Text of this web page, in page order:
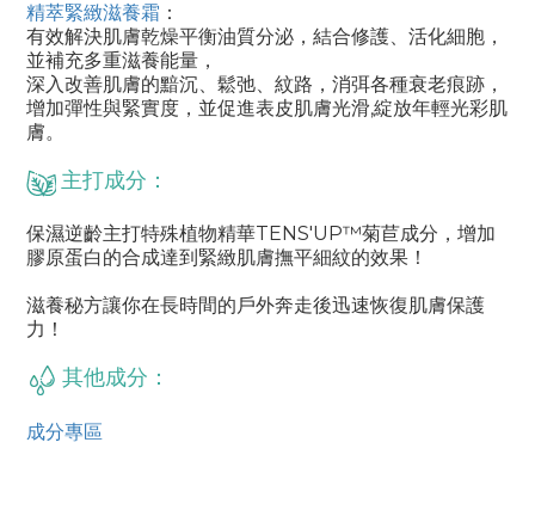
精萃緊緻滋養霜 ：
有效解決肌膚乾燥平衡油質分泌，結合修護、活化細胞，
並補充多重滋養能量，
深入改善肌膚的黯沉、鬆弛、紋路，消弭各種衰老痕跡，
增加彈性與緊實度，並促進表皮肌膚光滑,綻放年輕光彩肌
膚。
主打成分：
保濕逆齡主打特殊植物精華TENS'UP™菊苣成分，增加
膠原蛋白的合成達到緊緻肌膚撫平細紋的效果！
滋養秘方讓你在長時間的戶外奔走後迅速恢復肌膚保護
力！
其他成分：
成分專區